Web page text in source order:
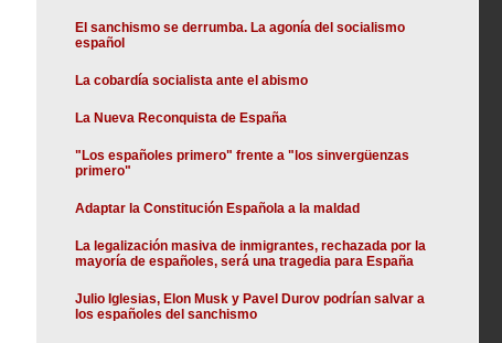
El sanchismo se derrumba. La agonía del socialismo
español
La cobardía socialista ante el abismo
La Nueva Reconquista de España
"Los españoles primero" frente a "los sinvergüenzas
primero"
Adaptar la Constitución Española a la maldad
La legalización masiva de inmigrantes, rechazada por la
mayoría de españoles, será una tragedia para España
Julio Iglesias, Elon Musk y Pavel Durov podrían salvar a
los españoles del sanchismo